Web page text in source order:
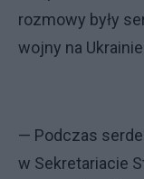
rozmowy były
wojny na
— Podczas
w Sekretariacie